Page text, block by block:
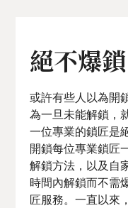
絕不爆
或許有些人以為開
為一旦未能解鎖，
一位專業的鎖匠是
開鎖每位專業鎖匠
解鎖方法，以及自
時間內解鎖而不需
匠服務。一直以來